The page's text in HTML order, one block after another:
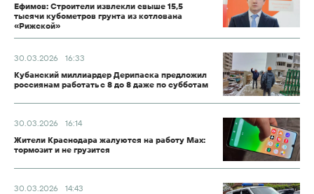
Ефимов: Строители извлекли свыше 15,5
тысячи кубометров грунта из котлована
«Рижской»
30.03.2026
16:33
Кубанский миллиардер Дерипаска предложил
россиянам работать с 8 до 8 даже по субботам
30.03.2026
16:14
Жители Краснодара жалуются на работу Max:
тормозит и не грузится
30.03.2026
14:43